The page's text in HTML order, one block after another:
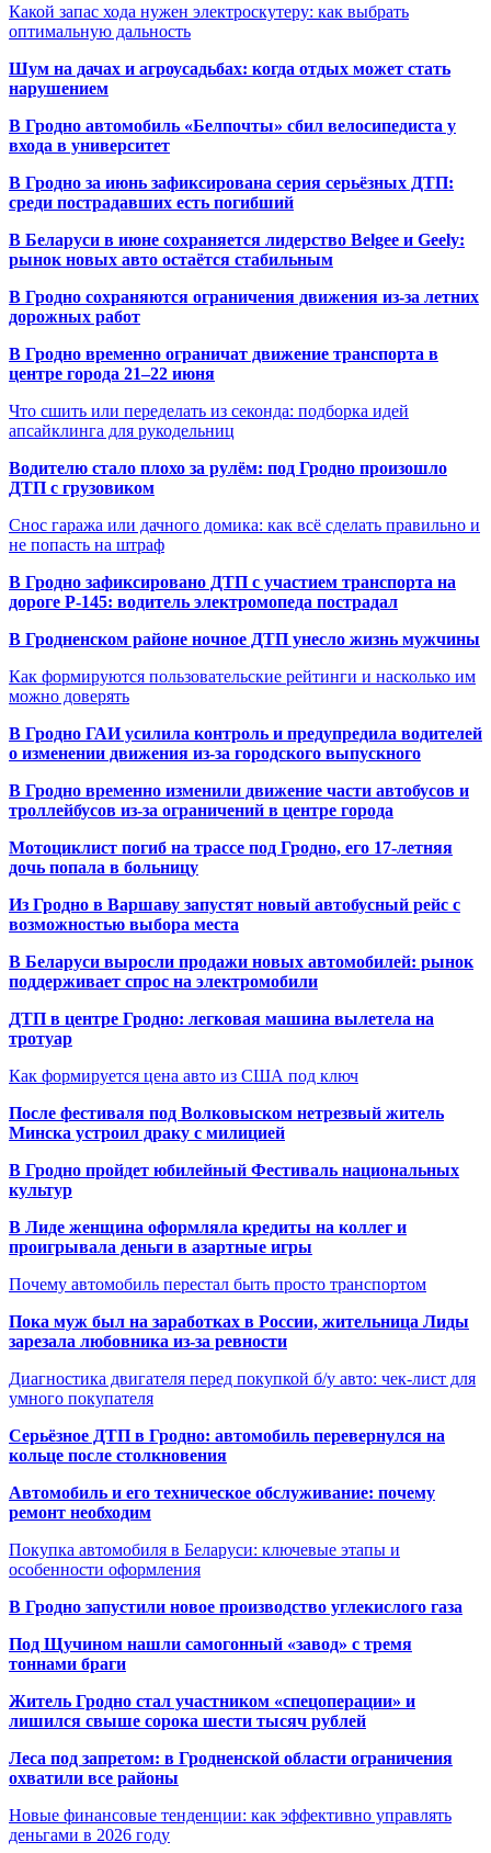
Какой запас хода нужен электроскутеру: как выбрать
оптимальную дальность
Шум на дачах и агроусадьбах: когда отдых может стать
нарушением
В Гродно автомобиль «Белпочты» сбил велосипедиста у
входа в университет
В Гродно за июнь зафиксирована серия серьёзных ДТП:
среди пострадавших есть погибший
В Беларуси в июне сохраняется лидерство Belgee и Geely:
рынок новых авто остаётся стабильным
В Гродно сохраняются ограничения движения из-за летних
дорожных работ
В Гродно временно ограничат движение транспорта в
центре города 21–22 июня
Что сшить или переделать из секонда: подборка идей
апсайклинга для рукодельниц
Водителю стало плохо за рулём: под Гродно произошло
ДТП с грузовиком
Снос гаража или дачного домика: как всё сделать правильно и
не попасть на штраф
В Гродно зафиксировано ДТП с участием транспорта на
дороге Р-145: водитель электромопеда пострадал
В Гродненском районе ночное ДТП унесло жизнь мужчины
Как формируются пользовательские рейтинги и насколько им
можно доверять
В Гродно ГАИ усилила контроль и предупредила водителей
о изменении движения из-за городского выпускного
В Гродно временно изменили движение части автобусов и
троллейбусов из-за ограничений в центре города
Мотоциклист погиб на трассе под Гродно, его 17-летняя
дочь попала в больницу
Из Гродно в Варшаву запустят новый автобусный рейс с
возможностью выбора места
В Беларуси выросли продажи новых автомобилей: рынок
поддерживает спрос на электромобили
ДТП в центре Гродно: легковая машина вылетела на
тротуар
Как формируется цена авто из США под ключ
После фестиваля под Волковыском нетрезвый житель
Минска устроил драку с милицией
В Гродно пройдет юбилейный Фестиваль национальных
культур
В Лиде женщина оформляла кредиты на коллег и
проигрывала деньги в азартные игры
Почему автомобиль перестал быть просто транспортом
Пока муж был на заработках в России, жительница Лиды
зарезала любовника из-за ревности
Диагностика двигателя перед покупкой б/у авто: чек-лист для
умного покупателя
Серьёзное ДТП в Гродно: автомобиль перевернулся на
кольце после столкновения
Автомобиль и его техническое обслуживание: почему
ремонт необходим
Покупка автомобиля в Беларуси: ключевые этапы и
особенности оформления
В Гродно запустили новое производство углекислого газа
Под Щучином нашли самогонный «завод» с тремя
тоннами браги
Житель Гродно стал участником «спецоперации» и
лишился свыше сорока шести тысяч рублей
Леса под запретом: в Гродненской области ограничения
охватили все районы
Новые финансовые тенденции: как эффективно управлять
деньгами в 2026 году